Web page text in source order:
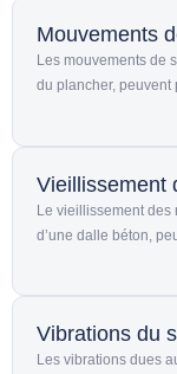
Mouvements
Les mouvements de
du plancher, peuvent
Vieillissement
Le vieillissement des
d’une dalle béton,
Vibrations du
Les vibrations dues